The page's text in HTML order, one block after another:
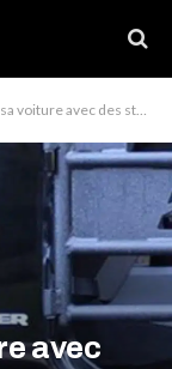
: Découvrez les tendances et nos conseils
avec